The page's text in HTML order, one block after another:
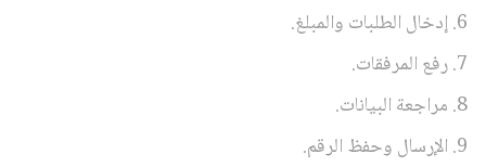
إدخال الطلبات والمبلغ.
رفع المرفقات.
مراجعة البيانات.
الإرسال وحفظ الرقم.